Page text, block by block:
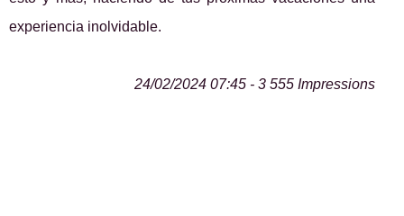
experiencia inolvidable.
24/02/2024 07:45 - 3 555 Impressions